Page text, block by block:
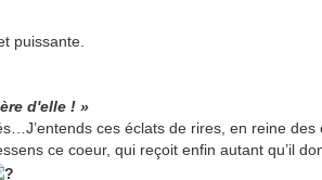
puissante.
d'elle ! »
ces éclats de rires, en reine
ce coeur, qui reçoit enfin autant qu’il